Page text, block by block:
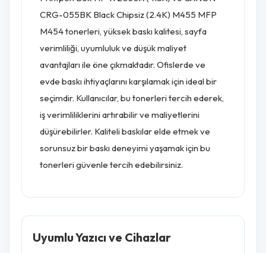
CRG-055BK Black Chipsiz (2.4K) M455 MFP
M454 tonerleri, yüksek baskı kalitesi, sayfa
verimliliği, uyumluluk ve düşük maliyet
avantajları ile öne çıkmaktadır. Ofislerde ve
evde baskı ihtiyaçlarını karşılamak için ideal bir
seçimdir. Kullanıcılar, bu tonerleri tercih ederek,
iş verimliliklerini artırabilir ve maliyetlerini
düşürebilirler. Kaliteli baskılar elde etmek ve
sorunsuz bir baskı deneyimi yaşamak için bu
tonerleri güvenle tercih edebilirsiniz.
Uyumlu Yazıcı ve Cihazlar